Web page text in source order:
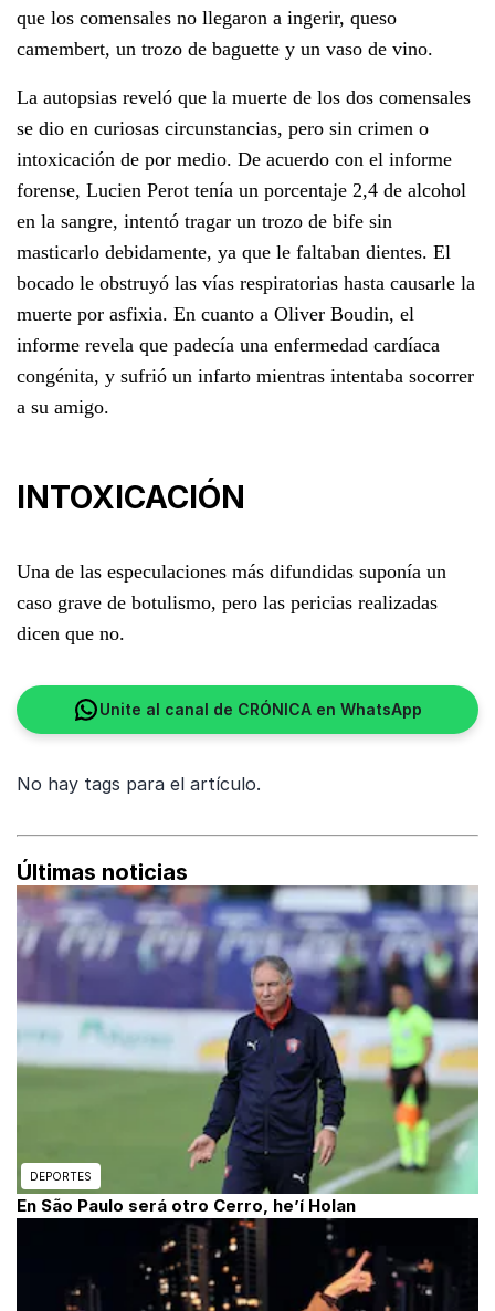
que los comensales no llegaron a ingerir, queso
camembert, un trozo de baguette y un vaso de vino.
La autopsias reveló que la muerte de los dos comensales
se dio en curiosas circunstancias, pero sin crimen o
intoxicación de por medio. De acuerdo con el informe
forense, Lucien Perot tenía un porcentaje 2,4 de alcohol
en la sangre, intentó tragar un trozo de bife sin
masticarlo debidamente, ya que le faltaban dientes. El
bocado le obstruyó las vías respiratorias hasta causarle la
muerte por asfixia. En cuanto a Oliver Boudin, el
informe revela que padecía una enfermedad cardíaca
congénita, y sufrió un infarto mientras intentaba socorrer
a su amigo.
INTOXICACIÓN
Una de las especulaciones más difundidas suponía un
caso grave de botulismo, pero las pericias realizadas
dicen que no.
Unite al canal de CRÓNICA en WhatsApp
No hay tags para el artículo.
Últimas noticias
DEPORTES
En São Paulo será otro Cerro, he’í Holan